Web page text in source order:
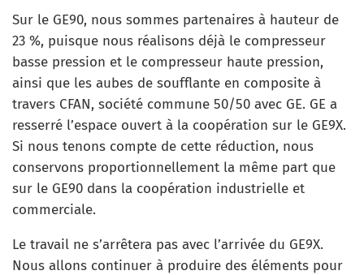
Sur le GE90, nous sommes partenaires à hauteur de
23 %, puisque nous réalisons déjà le compresseur
basse pression et le compresseur haute pression,
ainsi que les aubes de soufflante en composite à
travers CFAN, société commune 50/50 avec GE. GE a
resserré l’espace ouvert à la coopération sur le GE9X.
Si nous tenons compte de cette réduction, nous
conservons proportionnellement la même part que
sur le GE90 dans la coopération industrielle et
commerciale.
Le travail ne s’arrêtera pas avec l’arrivée du GE9X.
Nous allons continuer à produire des éléments pour